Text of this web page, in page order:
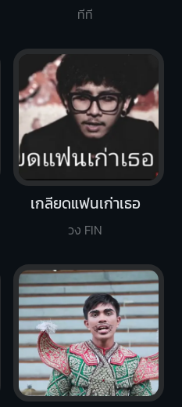
ทีที
เกลียดแฟนเก่าเธอ
วง FIN